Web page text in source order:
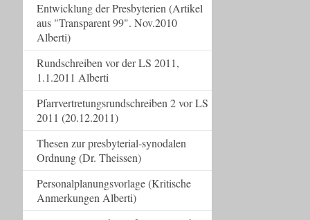
Entwicklung der Presbyterien (Artikel
aus "Transparent 99". Nov.2010
Alberti)
Rundschreiben vor der LS 2011,
1.1.2011 Alberti
Pfarrvertretungsrundschreiben 2 vor LS
2011 (20.12.2011)
Thesen zur presbyterial-synodalen
Ordnung (Dr. Theissen)
Personalplanungsvorlage (Kritische
Anmerkungen Alberti)